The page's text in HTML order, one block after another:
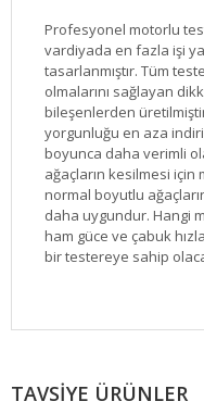
Profesyonel motorlu
vardiyada en fazla işi
tasarlanmıştır. Tüm
olmalarını sağlayan
bileşenlerden
yorgunluğu en aza
boyunca daha verimli
ağaçların kesilmesi
normal boyutlu
daha uygundur. Hangi
ham güce ve çabuk
bir testereye sahip
TAVSİYE ÜRÜNLER